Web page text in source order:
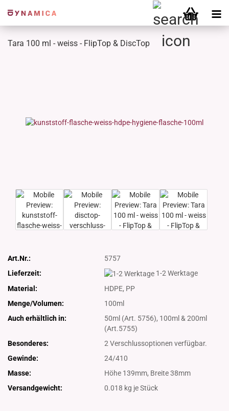
Tara 100 ml - weiss - FlipTop & DiscTop
Art.Nr.:
5757
Lieferzeit:
1-2 Werktage
Material:
HDPE, PP
Menge/Volumen:
100ml
Auch erhältlich in:
50ml (Art. 5756), 100ml & 200ml
(Art.5755)
Besonderes:
2 Verschlussoptionen verfügbar.
Gewinde:
24/410
Masse:
Höhe 139mm, Breite 38mm
Versandgewicht:
0.018 kg je Stück